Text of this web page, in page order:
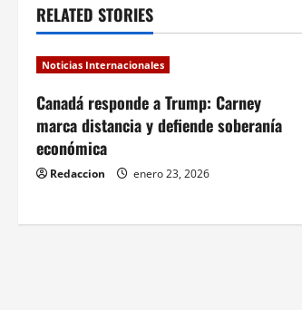
n
a
v
i
g
a
RELATED STORIES
Noticias Internacionales
Canadá responde a Trump: Carney
marca distancia y defiende soberanía
económica
Redaccion enero 23, 2026